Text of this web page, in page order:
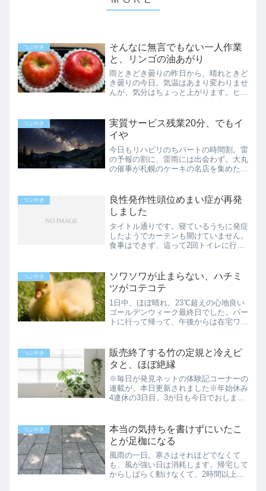
つぶやき
そんなに無言でもない一人作業
と、リンゴの油あがり
雨ときどき曇りの昨日から、晴れときど
き曇りの今日。気温はあまり変わりませ
んが、気分はちょっと上がります。ヒー
35.8℃になったので、ゆるく寒さ対策を
しながら日々を乗り切る所...
つぶやき
実質サービス残業20分、でもイ
イや
今日もリハビリのちパートの時間割。雷
の予報の割に、雷雨には出会わず。大丸
の催事が札幌のケーキの名店を集めたよ
日体力を使っているので、多少糖分を摂
っても許されるはずなので...
つぶやき
良性発作性頭位めまい症が再発
しました
タイトル通りです。寝ているうちに発症
したようでカーテンも開けていません。
食事はできず、這って2回トイレに行っ
つぶやき
ソワソワが止まらない、ハチミ
ツがコテコテ
1日中、ほぼ晴れ。23℃超えの心地良い
ゴールデンウィーク最終日でした。パー
トに行って帰って、午後からは在宅ワー
気分を変えてくれます。↑のアヒルは10
年くらい前に保存した...
つぶやき
販売終了する竹の定規と冷えピ
タと、ほぼ絶縁
※毎日が発見ネットの体験記コーナーの
連載が、本日更新されました※年始休み
4連休の3日目。3が日も今日でおしま
かすると1時間くらい残業するんじゃな
いでしょうか。いや～、こ...
つぶやき
本当の気持ちを書けずにいたこ
とが足枷になる
風雨の一日。寒さはそれほどでなくて
も、風が強い日は消耗します。帰宅して
からしばらく動けなくて、2時間以上寝